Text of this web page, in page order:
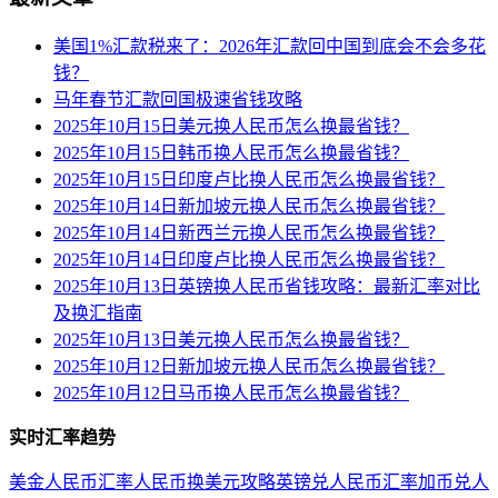
美国1%汇款税来了：2026年汇款回中国到底会不会多花
钱？
马年春节汇款回国极速省钱攻略
2025年10月15日美元换人民币怎么换最省钱？
2025年10月15日韩币换人民币怎么换最省钱？
2025年10月15日印度卢比换人民币怎么换最省钱？
2025年10月14日新加坡元换人民币怎么换最省钱？
2025年10月14日新西兰元换人民币怎么换最省钱？
2025年10月14日印度卢比换人民币怎么换最省钱？
2025年10月13日英镑换人民币省钱攻略：最新汇率对比
及换汇指南
2025年10月13日美元换人民币怎么换最省钱？
2025年10月12日新加坡元换人民币怎么换最省钱？
2025年10月12日马币换人民币怎么换最省钱？
实时汇率趋势
美金人民币汇率人民币换美元攻略英镑兑人民币汇率加币兑人